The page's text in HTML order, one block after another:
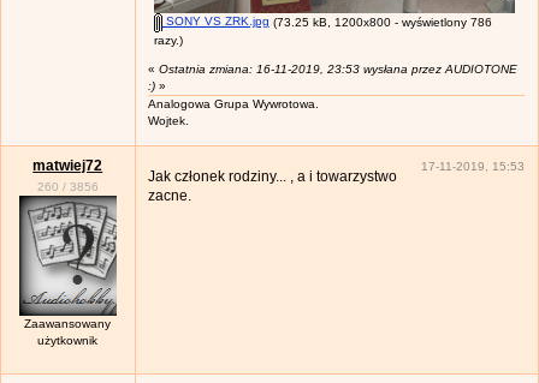
SONY VS ZRK.jpg (73.25 kB, 1200x800 - wyświetlony 786
razy.)
« Ostatnia zmiana: 16-11-2019, 23:53 wysłana przez AUDIOTONE
:)»
Analogowa Grupa Wywrotowa.
Wojtek.
matwiej72
260 / 3856
Zaawansowany
użytkownik
17-11-2019, 15:53
Jak członek rodziny... , a i towarzystwo
zacne.